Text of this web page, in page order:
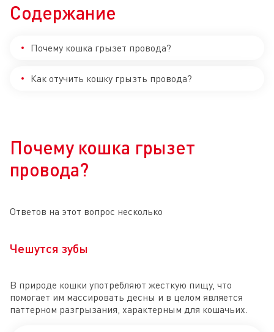
Содержание
Почему кошка грызет провода?
Как отучить кошку грызть провода?
Почему кошка грызет
провода?
Ответов на этот вопрос несколько
Чешутся зубы
В природе кошки употребляют жесткую пищу, что
помогает им массировать десны и в целом является
паттерном разгрызания, характерным для кошачьих.